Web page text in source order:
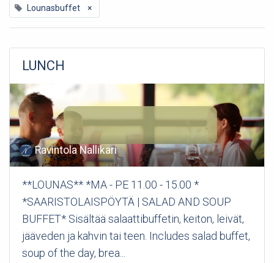
Lounasbuffet ×
LUNCH
Ravintola Nallikari
**LOUNAS** *MA - PE 11.00 - 15.00 *
*SAARISTOLAISPÖYTÄ | SALAD AND SOUP
BUFFET* Sisältää salaattibuffetin, keiton, leivät,
jääveden ja kahvin tai teen. Includes salad buffet,
soup of the day, brea...